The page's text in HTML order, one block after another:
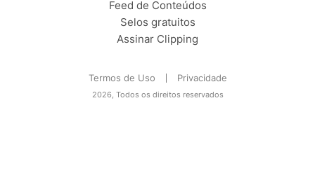
Feed de Conteúdos
Selos gratuitos
Assinar Clipping
Termos de Uso Privacidade
2026, Todos os direitos reservados